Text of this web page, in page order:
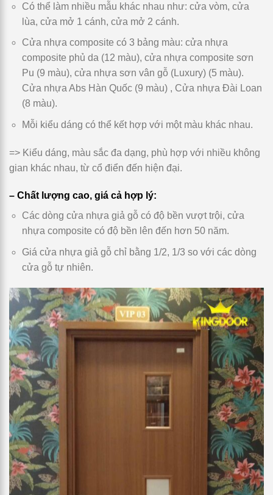
Có thể làm nhiều mẫu khác nhau như: cửa vòm, cửa
lùa, cửa mở 1 cánh, cửa mở 2 cánh.
Cửa nhựa composite có 3 bảng màu: cửa nhựa
composite phủ da (12 màu), cửa nhựa composite sơn
Pu (9 màu), cửa nhựa sơn vân gỗ (Luxury) (5 màu).
Cửa nhựa Abs Hàn Quốc (9 màu) , Cửa nhựa Đài Loan
(8 màu).
Mỗi kiểu dáng có thể kết hợp với một màu khác nhau.
=> Kiểu dáng, màu sắc đa dạng, phù hợp với nhiều không
gian khác nhau, từ cổ điển đến hiện đại.
– Chất lượng cao, giá cả hợp lý:
Các dòng cửa nhựa giả gỗ có độ bền vượt trội, cửa
nhựa composite có độ bền lên đến hơn 50 năm.
Giá cửa nhựa giả gỗ chỉ bằng 1/2, 1/3 so với các dòng
cửa gỗ tự nhiên.